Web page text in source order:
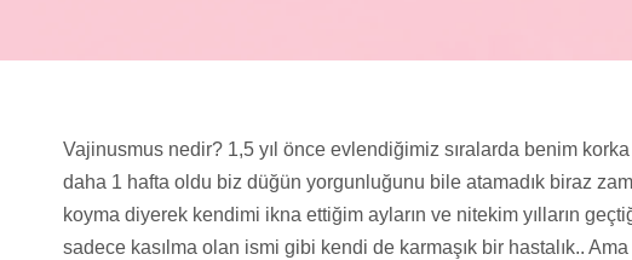
Vajinusmus nedir? 1,5 yıl önce evlendiğimiz sıralarda benim korka
daha 1 hafta oldu biz düğün yorgunluğunu bile atamadık biraz
koyma diyerek kendimi ikna ettiğim ayların ve nitekim yılların
sadece kasılma olan ismi gibi kendi de karmaşık bir hastalık..